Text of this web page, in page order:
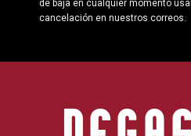
de baja en cualquier momento
cancelación en nuestros correos.